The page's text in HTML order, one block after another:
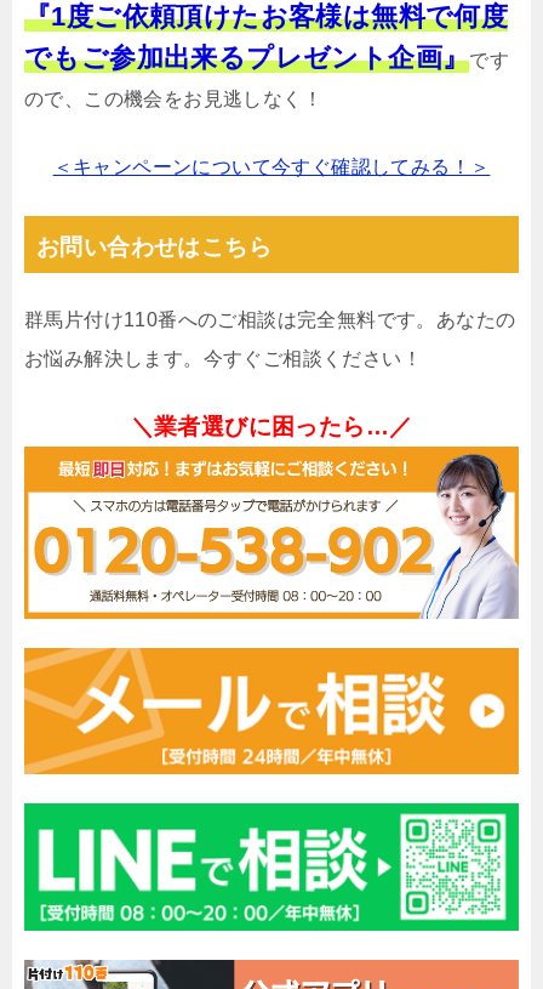
『1度ご依頼頂けたお客様は無料で何度
でもご参加出来るプレゼント企画』です
ので、この機会をお見逃しなく！
＜キャンペーンについて今すぐ確認してみる！＞
お問い合わせはこちら
群馬片付け110番へのご相談は完全無料です。あなたの
お悩み解決します。今すぐご相談ください！
＼業者選びに困ったら…／